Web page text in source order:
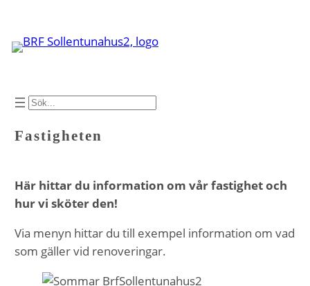
innehåll
SÖK
Fastigheten
Här hittar du information om vår fastighet och
hur vi sköter den!
Via menyn hittar du till exempel information om vad
som gäller vid renoveringar.